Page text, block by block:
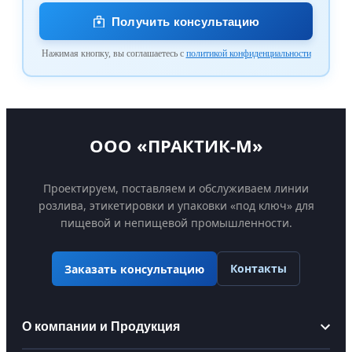
Получить консультацию
Нажимая кнопку, вы соглашаетесь с политикой конфиденциальности
ООО «ПРАКТИК-М»
Проектируем, поставляем и обслуживаем линии
розлива, этикетировки и упаковки «под ключ» для
пищевой и непищевой промышленности.
Заказать консультацию Контакты
О компании и Продукция